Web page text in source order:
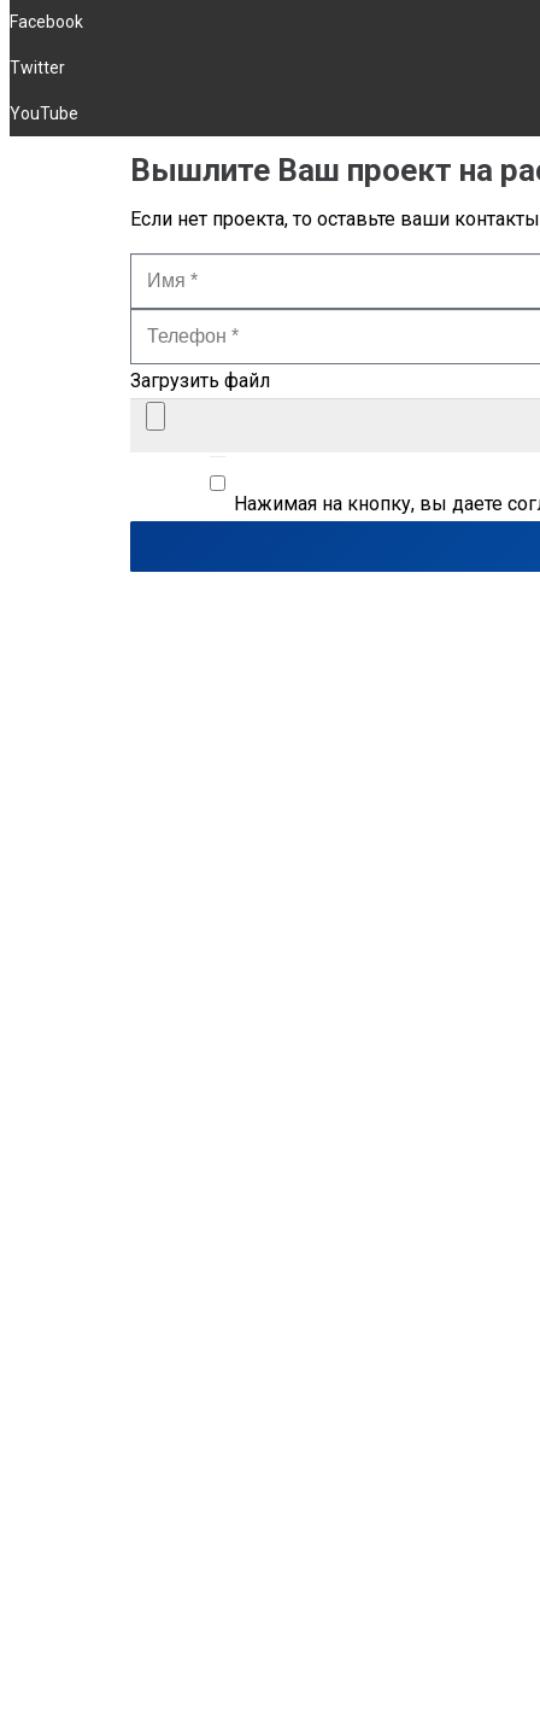
Facebook
Twitter
YouTube
Вышлите Ваш проект на
Если нет проекта, то оставьте ваши
Загрузить файл
Нажимая на кнопку, вы даете